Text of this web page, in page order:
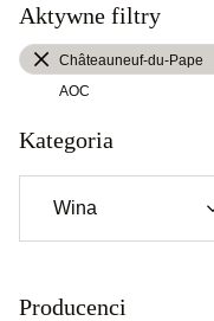
Aktywne filtry
Châteauneuf-du-Pape
AOC
Kategoria
Producenci